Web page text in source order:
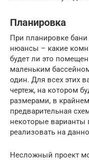
Планировка
При планировке
нюансы – какие
будет ли это
маленьким
один. Для всех этих
чертеж, на котором
размерами, в
предварительная
некоторые варианты
реализовать на
Несложный проект